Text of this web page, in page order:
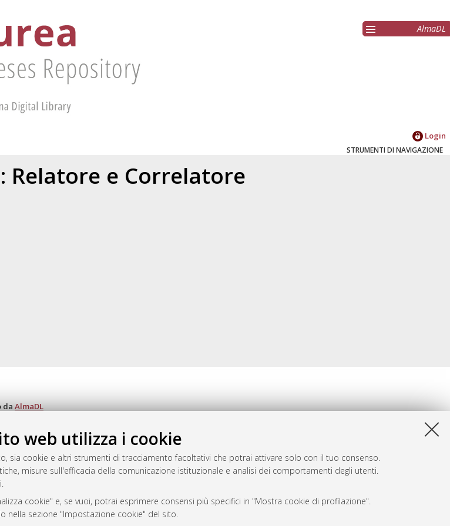
web utilizza i cookie
sia cookie e altri strumenti di tracciamento facoltativi che potrai attivare solo con il tuo consenso.
misure sull'efficacia della comunicazione istituzionale e analisi dei comportamenti degli utenti.
cookie" e, se vuoi, potrai esprimere consensi più specifici in "Mostra cookie di profilazione".
nella sezione "Impostazione cookie" del sito.
AlmaDL
Login
STRUMENTI DI NAVIGAZIONE
Relatore e Correlatore
daAlmaDL